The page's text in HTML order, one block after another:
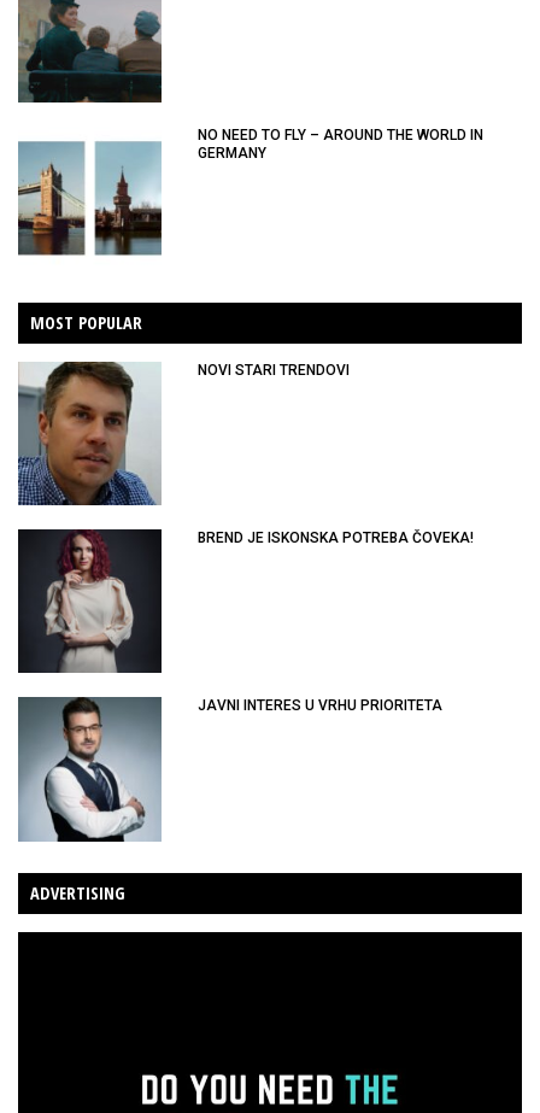
NO NEED TO FLY – AROUND THE WORLD IN
GERMANY
MOST POPULAR
NOVI STARI TRENDOVI
BREND JE ISKONSKA POTREBA ČOVEKA!
JAVNI INTERES U VRHU PRIORITETA
ADVERTISING